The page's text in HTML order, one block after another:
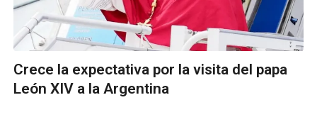
Crece la expectativa por la visita del papa
León XIV a la Argentina